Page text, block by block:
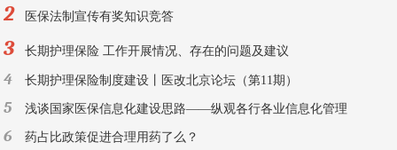
2 医保法制宣传有奖知识竞答
3 长期护理保险 工作开展情况、存在的问题及建议
4 长期护理保险制度建设丨医改北京论坛（第11期）
5 浅谈国家医保信息化建设思路——纵观各行各业信息化管理
6 药占比政策促进合理用药了么？